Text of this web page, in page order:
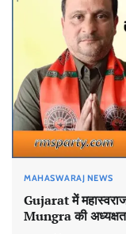
MAHASWARAJ NEWS
Gujarat में
Mungra की